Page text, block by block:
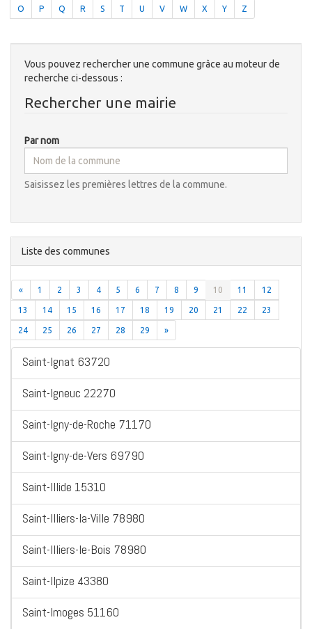
O P Q R S T U V W X Y Z
Vous pouvez rechercher une commune grâce au moteur de
recherche ci-dessous :
Rechercher une mairie
Par nom
Saisissez les premières lettres de la commune.
Liste des communes
« 1 2 3 4 5 6 7 8 9 10 11 12
13 14 15 16 17 18 19 20 21 22 23
24 25 26 27 28 29 »
Saint-Ignat 63720
Saint-Igneuc 22270
Saint-Igny-de-Roche 71170
Saint-Igny-de-Vers 69790
Saint-Illide 15310
Saint-Illiers-la-Ville 78980
Saint-Illiers-le-Bois 78980
Saint-Ilpize 43380
Saint-Imoges 51160